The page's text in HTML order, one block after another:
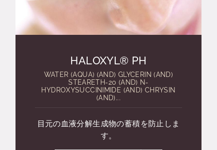
HALOXYL® PH
WATER (AQUA) (AND) GLYCERIN (AND)
STEARETH-20 (AND) N-
HYDROXYSUCCINIMIDE (AND) CHRYSIN
(AND)...
目元の血液分解生成物の蓄積を防止しま
す。